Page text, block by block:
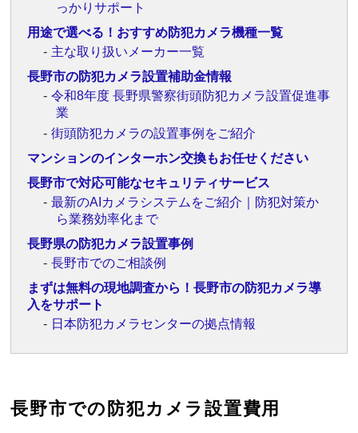
っかりサポート
用途で選べる！おすすめ防犯カメラ機種一覧
主な取り扱いメーカー一覧
長野市の防犯カメラ設置補助金情報
令和8年度 長野県警察街頭防犯カメラ設置促進事
業
街頭防犯カメラの設置事例をご紹介
マンションのインターホン交換もお任せください
長野市で対応可能なセキュリティサービス
最新のAIカメラシステムをご紹介｜防犯対策か
ら業務効率化まで
長野県の防犯カメラ設置事例
長野市でのご相談例
まずは無料の現地調査から！長野市の防犯カメラ導
入をサポート
日本防犯カメラセンターの拠点情報
長野市での防犯カメラ設置費用